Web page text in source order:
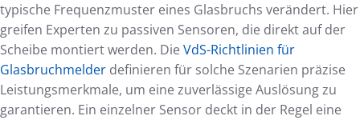
typische Frequenzmuster eines Glasbruchs verändert. Hier
greifen Experten zu passiven Sensoren, die direkt auf der
Scheibe montiert werden. DieVdS-Richtlinien für
Glasbruchmelder definieren für solche Szenarien präzise
Leistungsmerkmale, um eine zuverlässige Auslösung zu
garantieren. Ein einzelner Sensor deckt in der Regel eine